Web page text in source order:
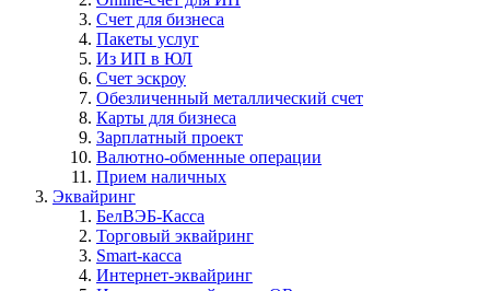
Счет для бизнеса
Пакеты услуг
Из ИП в ЮЛ
Счет эскроу
Обезличенный металлический счет
Карты для бизнеса
Зарплатный проект
Валютно-обменные операции
Прием наличных
Эквайринг
БелВЭБ-Касса
Торговый эквайринг
Smart-касса
Интернет-эквайринг